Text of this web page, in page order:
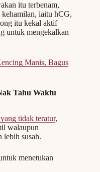
itu terbenam,
iaitu hCG,
itu kekal aktif
untuk mengekalkan
Manis, Bagus
Tahu Waktu
tidak teratur,
walaupun
lebih susah.
menetukan